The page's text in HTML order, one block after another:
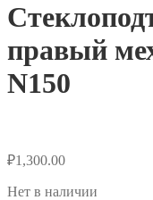
правый
N150
₽1,300.00
Нет в наличии